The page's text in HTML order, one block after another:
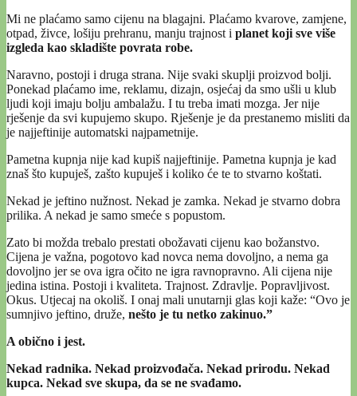
Mi ne plaćamo samo cijenu na blagajni. Plaćamo kvarove, zamjene,
otpad, živce, lošiju prehranu, manju trajnost i planet koji sve više
izgleda kao skladište povrata robe.
Naravno, postoji i druga strana. Nije svaki skuplji proizvod bolji.
Ponekad plaćamo ime, reklamu, dizajn, osjećaj da smo ušli u klub
ljudi koji imaju bolju ambalažu. I tu treba imati mozga. Jer nije
rješenje da svi kupujemo skupo. Rješenje je da prestanemo misliti da
je najjeftinije automatski najpametnije.
Pametna kupnja nije kad kupiš najjeftinije. Pametna kupnja je kad
znaš što kupuješ, zašto kupuješ i koliko će te to stvarno koštati.
Nekad je jeftino nužnost. Nekad je zamka. Nekad je stvarno dobra
prilika. A nekad je samo smeće s popustom.
Zato bi možda trebalo prestati obožavati cijenu kao božanstvo.
Cijena je važna, pogotovo kad novca nema dovoljno, a nema ga
dovoljno jer se ova igra očito ne igra ravnopravno. Ali cijena nije
jedina istina. Postoji i kvaliteta. Trajnost. Zdravlje. Popravljivost.
Okus. Utjecaj na okoliš. I onaj mali unutarnji glas koji kaže: “Ovo je
sumnjivo jeftino, druže, nešto je tu netko zakinuo.”
A obično i jest.
Nekad radnika. Nekad proizvođača. Nekad prirodu. Nekad
kupca. Nekad sve skupa, da se ne svađamo.